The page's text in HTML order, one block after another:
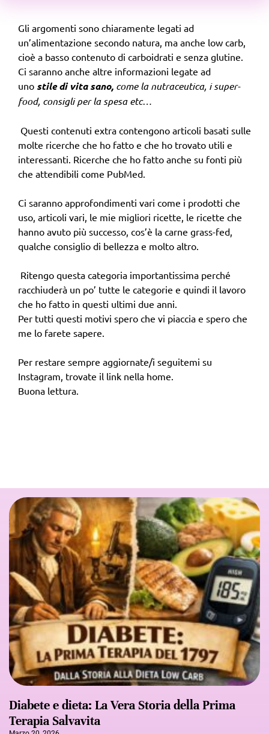
Gli argomenti sono chiaramente legati ad
un’alimentazione secondo natura, ma anche low carb,
cioè a basso contenuto di carboidrati e senza glutine.
Ci saranno anche altre informazioni legate ad
uno stile di vita sano, come la nutraceutica, i super-
food, consigli per la spesa etc…
Questi contenuti extra contengono articoli basati sulle
molte ricerche che ho fatto e che ho trovato utili e
interessanti. Ricerche che ho fatto anche su fonti più
che attendibili come PubMed.
Ci saranno approfondimenti vari come i prodotti che
uso, articoli vari, le mie migliori ricette, le ricette che
hanno avuto più successo, cos’è la carne grass-fed,
qualche consiglio di bellezza e molto altro.
Ritengo questa categoria importantissima perché
racchiuderà un po’ tutte le categorie e quindi il lavoro
che ho fatto in questi ultimi due anni.
Per tutti questi motivi spero che vi piaccia e spero che
me lo farete sapere.
Per restare sempre aggiornate/i seguitemi su
Instagram, trovate il link nella home.
Buona lettura.
Diabete e dieta: La Vera Storia della Prima
Terapia Salvavita